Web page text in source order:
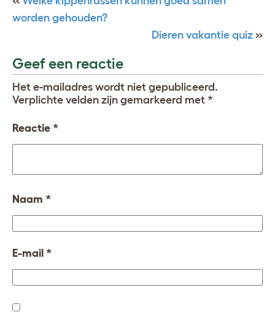
worden gehouden?
Dieren vakantie quiz »
Geef een reactie
Het e-mailadres wordt niet gepubliceerd.
Verplichte velden zijn gemarkeerd met *
Reactie *
Naam *
E-mail *